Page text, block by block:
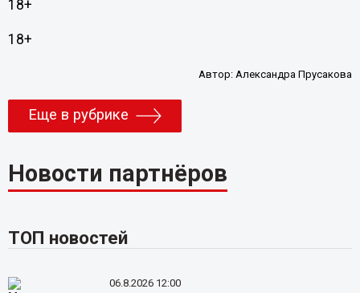
18+
18+
Автор: Александра Прусакова
Еще в рубрике
Новости партнёров
ТОП новостей
06.8.2026 12:00